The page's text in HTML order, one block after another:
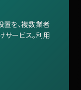
置を、複数業者
サービス。利用